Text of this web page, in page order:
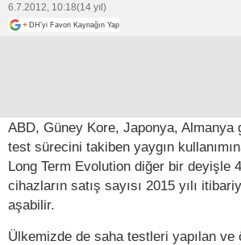
6.7.2012, 10:18(14 yıl)
+ DH'yi Favori Kaynağın Yap
ABD, Güney Kore, Japonya, Almanya
test sürecini takiben yaygın
Long Term Evolution diğer bir deyişle
cihazların satış sayısı 2015 yılı
aşabilir.
Ülkemizde de saha testleri yapılan ve